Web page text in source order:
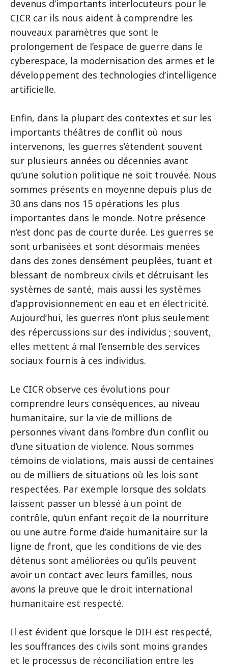
devenus d’importants interlocuteurs pour le
CICR car ils nous aident à comprendre les
nouveaux paramètres que sont le
prolongement de l’espace de guerre dans le
cyberespace, la modernisation des armes et le
développement des technologies d’intelligence
artificielle.
Enfin, dans la plupart des contextes et sur les
importants théâtres de conflit où nous
intervenons, les guerres s’étendent souvent
sur plusieurs années ou décennies avant
qu’une solution politique ne soit trouvée. Nous
sommes présents en moyenne depuis plus de
30 ans dans nos 15 opérations les plus
importantes dans le monde. Notre présence
n’est donc pas de courte durée. Les guerres se
sont urbanisées et sont désormais menées
dans des zones densément peuplées, tuant et
blessant de nombreux civils et détruisant les
systèmes de santé, mais aussi les systèmes
d’approvisionnement en eau et en électricité.
Aujourd’hui, les guerres n’ont plus seulement
des répercussions sur des individus ; souvent,
elles mettent à mal l’ensemble des services
sociaux fournis à ces individus.
Le CICR observe ces évolutions pour
comprendre leurs conséquences, au niveau
humanitaire, sur la vie de millions de
personnes vivant dans l’ombre d’un conflit ou
d’une situation de violence. Nous sommes
témoins de violations, mais aussi de centaines
ou de milliers de situations où les lois sont
respectées. Par exemple lorsque des soldats
laissent passer un blessé à un point de
contrôle, qu’un enfant reçoit de la nourriture
ou une autre forme d’aide humanitaire sur la
ligne de front, que les conditions de vie des
détenus sont améliorées ou qu’ils peuvent
avoir un contact avec leurs familles, nous
avons la preuve que le droit international
humanitaire est respecté.
Il est évident que lorsque le DIH est respecté,
les souffrances des civils sont moins grandes
et le processus de réconciliation entre les